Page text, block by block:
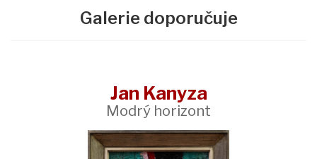
Galerie doporučuje
Jan Kanyza
Modrý horizont